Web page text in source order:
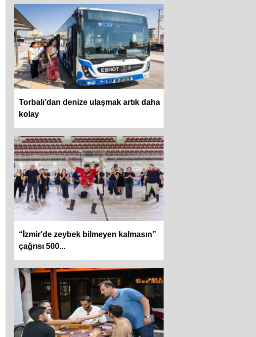
Torbalı’dan denize ulaşmak artık daha
kolay
“İzmir'de zeybek bilmeyen kalmasın”
çağrısı 500...